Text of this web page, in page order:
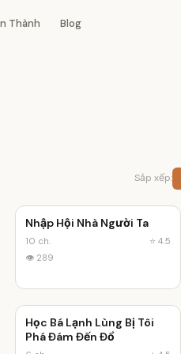
Thành Blog
Sắp xếp:
✓ Hoàn thành
Nhập Hội Nhà Người Ta
10 ch. ⭐ 4.5
👁 289
✓ Hoàn thành
Học Bá Lạnh Lùng Bị Tôi
Phá Đám Đến Đổ